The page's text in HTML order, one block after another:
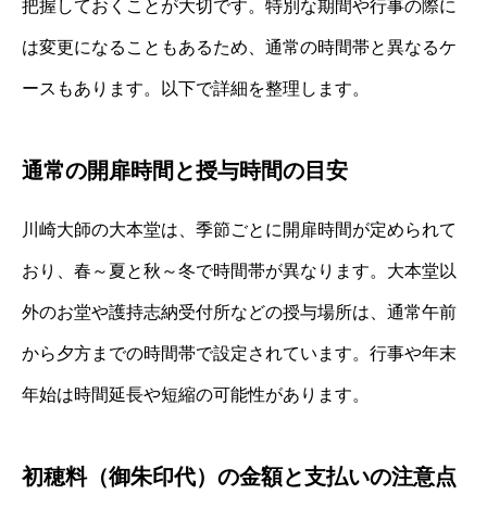
把握しておくことが大切です。特別な期間や行事の際に
は変更になることもあるため、通常の時間帯と異なるケ
ースもあります。以下で詳細を整理します。
通常の開扉時間と授与時間の目安
川崎大師の大本堂は、季節ごとに開扉時間が定められて
おり、春～夏と秋～冬で時間帯が異なります。大本堂以
外のお堂や護持志納受付所などの授与場所は、通常午前
から夕方までの時間帯で設定されています。行事や年末
年始は時間延長や短縮の可能性があります。
初穂料（御朱印代）の金額と支払いの注意点